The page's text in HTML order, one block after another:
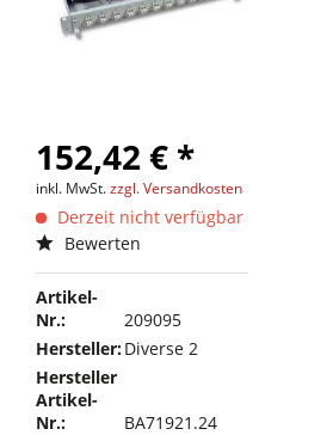
152,42 € *
inkl. MwSt.zzgl. Versandkosten
Derzeit nicht verfügbar
Bewerten
Artikel-
Nr.:
209095
Hersteller:Diverse 2
Hersteller
Artikel-
Nr.:
BA71921.24